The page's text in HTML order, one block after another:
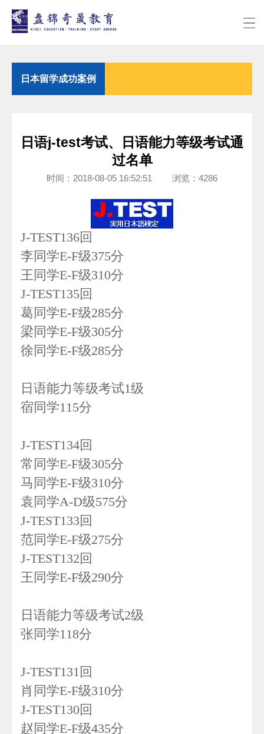
日本留学成功案例
日语j-test考试、日语能力等级考试通
过名单
时间：2018-08-05 16:52:51 浏览：4286
J-TEST136回
李同学E-F级375分
王同学E-F级310分
J-TEST135回
葛同学E-F级285分
梁同学E-F级305分
徐同学E-F级285分
日语能力等级考试1级
宿同学115分
J-TEST134回
常同学E-F级305分
马同学E-F级310分
袁同学A-D级575分
J-TEST133回
范同学E-F级275分
J-TEST132回
王同学E-F级290分
日语能力等级考试2级
张同学118分
J-TEST131回
肖同学E-F级310分
J-TEST130回
赵同学E-F级435分